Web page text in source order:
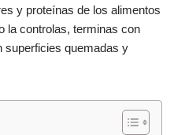
y proteínas de los alimentos
la controlas, terminas con
quemadas y